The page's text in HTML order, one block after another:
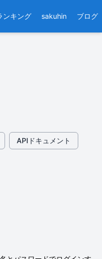
ンキング sakuhin ブログ
APIドキュメント